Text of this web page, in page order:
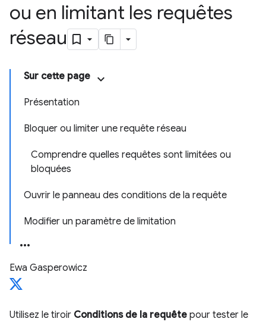
ou en limitant les requêtes
réseau
Sur cette page
Présentation
Bloquer ou limiter une requête réseau
Comprendre quelles requêtes sont limitées ou
bloquées
Ouvrir le panneau des conditions de la requête
Modifier un paramètre de limitation
Ewa Gasperowicz
Utilisez le tiroir Conditions de la requête pour tester le